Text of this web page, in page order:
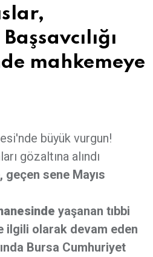
mahkemeye
sene Mayıs
yaşanan tıbbi
ilgili olarak devam eden
Bursa Cumhuriyet